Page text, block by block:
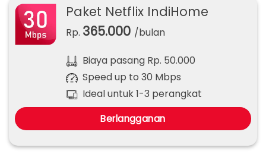
Paket Netflix IndiHome
Rp. 365.000 /bulan
Biaya pasang Rp. 50.000
Speed up to 30 Mbps
Ideal untuk 1-3 perangkat
Berlangganan